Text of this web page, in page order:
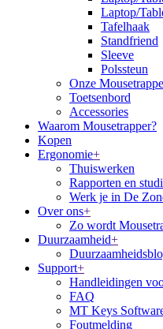
Laptop/
Tafelhaak
Standfriend
Sleeve
Polssteun
Onze
Toetsenbord
Accessories
Waarom Mousetrapper?
Kopen
Ergonomie+
Thuiswerken
Rapporten en
Werk je in De
Over ons+
Zo wordt
Duurzaamheid+
Support+
Handleidingen
FAQ
MT Keys
Foutmelding